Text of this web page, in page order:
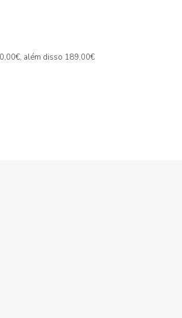
além disso 189,00€